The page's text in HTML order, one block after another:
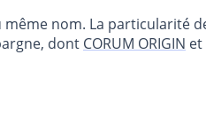
nom. La particularité
dont CORUM ORIGIN et